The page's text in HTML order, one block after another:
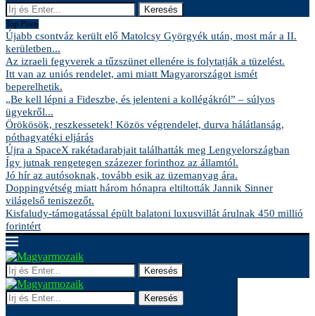
Keresés
Top Posts
Újabb csontváz került elő Matolcsy Györgyék után, most már a II.
kerületben...
Az izraeli fegyverek a tűzszünet ellenére is folytatják a tüzelést.
Itt van az uniós rendelet, ami miatt Magyarországot ismét
beperelhetik.
„Be kell lépni a Fideszbe, és jelenteni a kollégákról” – súlyos
ügyekről...
Örökösök, reszkessetek! Közös végrendelet, durva hálátlanság,
póthagyatéki eljárás
Újra a SpaceX rakétadarabjait találhatták meg Lengyelországban
Így jutnak rengetegen százezer forinthoz az államtól.
Jó hír az autósoknak, tovább esik az üzemanyag ára.
Doppingvétség miatt három hónapra eltiltották Jannik Sinner
világelső teniszezőt.
Kisfaludy-támogatással épült balatoni luxusvillát árulnak 450 millió
forintért
Keresés
Keresés